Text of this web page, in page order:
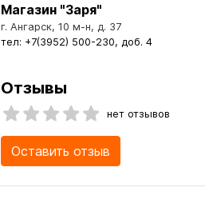
Магазин "Заря"
г. Ангарск, 10 м-н, д. 37
тел: +7(3952) 500-230, доб. 4
Отзывы
нет отзывов
Оставить отзыв